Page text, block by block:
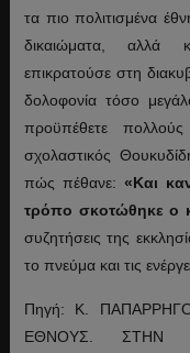
τα πιο πολιτισμένα
δικαιώματα, αλλά
επικρατούσε στη
δολοφονία τόσο
προϋπέθετε
σχολαστικός
πώς πέθανε: «Και
τρόπο σκοτώθηκε ο
συζητήσεις της
το πνεύμα και τις
Πηγή: Κ.
ΕΘΝΟΥΣ. ΣΤΗΝ